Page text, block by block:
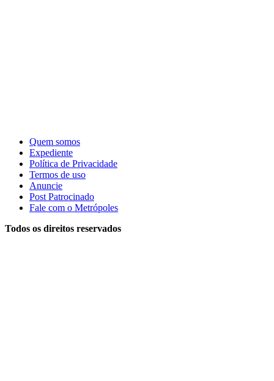
Quem somos
Expediente
Política de Privacidade
Termos de uso
Anuncie
Post Patrocinado
Fale com o Metrópoles
Todos os direitos reservados